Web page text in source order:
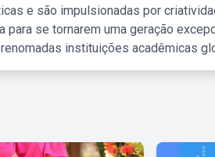
e são impulsionadas por
se tornarem uma geração
instituições acadêmicas